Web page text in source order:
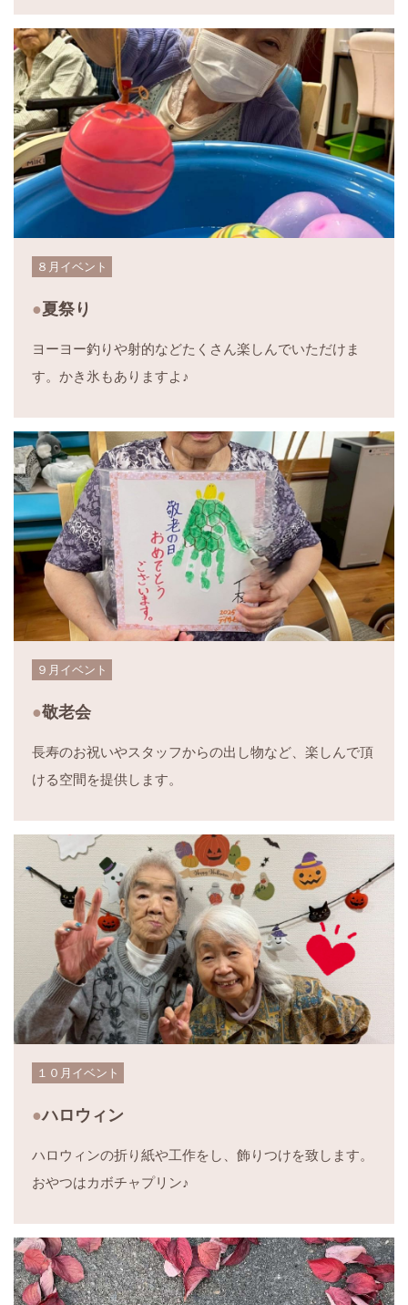
８月イベント
夏祭り
ヨーヨー釣りや射的などたくさん楽しんでいただけま
す。かき氷もありますよ♪
９月イベント
敬老会
長寿のお祝いやスタッフからの出し物など、楽しんで頂
ける空間を提供します。
１０月イベント
ハロウィン
ハロウィンの折り紙や工作をし、飾りつけを致します。
おやつはカボチャプリン♪